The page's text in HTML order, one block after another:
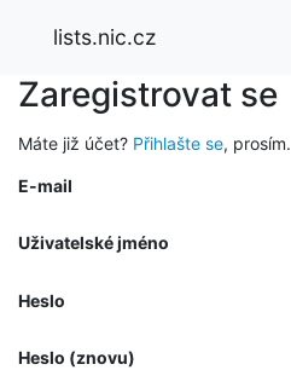
lists.nic.cz
Zaregistrovat se
Máte již účet? Přihlašte se, prosím.
E-mail
Uživatelské jméno
Heslo
Heslo (znovu)